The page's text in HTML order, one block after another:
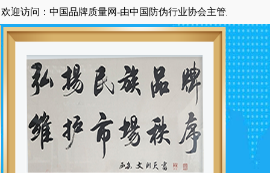
中国品牌质量网-由中国防伪行业协会主管主办国家级中央在